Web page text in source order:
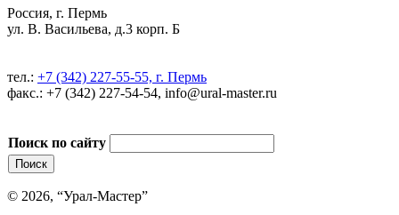
Россия, г. Пермь
ул. В. Васильева, д.3 корп. Б
тел.: +7 (342) 227-55-55, г. Пермь
факс.: +7 (342) 227-54-54, info@ural-master.ru
Поиск по сайту
© 2026, “Урал-Мастер”